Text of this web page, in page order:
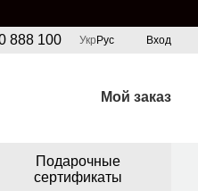
888 100 Укр Рус Вход
Мой заказ
Подарочные
сертификаты